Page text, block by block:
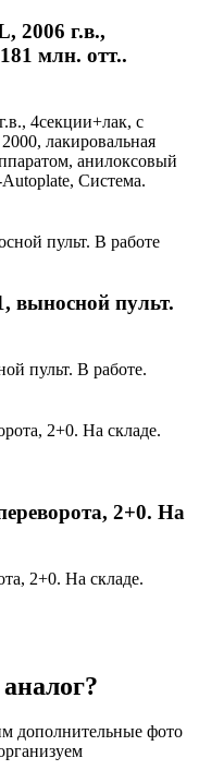
2006 г.в.,
млн. отт..
4секции+лак, с
лакировальная
анилоксовый
Система.
выносной пульт.
пульт. В работе.
2+0. На
2+0. На складе.
дополнительные фото